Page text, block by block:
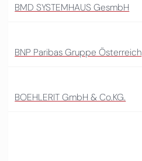
BMD SYSTEMHAUS GesmbH
BNP Paribas Gruppe Österreich
BOEHLERIT GmbH & Co.KG.